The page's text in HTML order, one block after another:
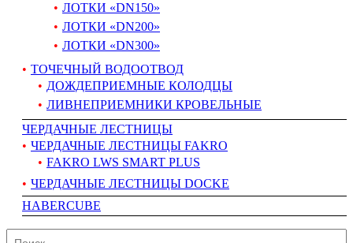
ЛОТКИ «DN150»
ЛОТКИ «DN200»
ЛОТКИ «DN300»
ТОЧЕЧНЫЙ ВОДООТВОД
ДОЖДЕПРИЕМНЫЕ КОЛОДЦЫ
ЛИВНЕПРИЕМНИКИ КРОВЕЛЬНЫЕ
ЧЕРДАЧНЫЕ ЛЕСТНИЦЫ
ЧЕРДАЧНЫЕ ЛЕСТНИЦЫ FAKRO
FAKRO LWS SMART PLUS
ЧЕРДАЧНЫЕ ЛЕСТНИЦЫ DOCKE
HABERCUBE